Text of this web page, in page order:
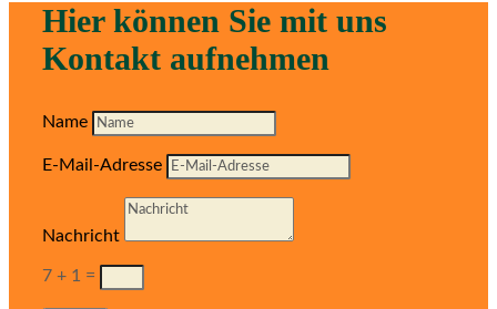
Hier können Sie mit uns
Kontakt aufnehmen
Name
E-Mail-Adresse
Nachricht
7 + 1 =